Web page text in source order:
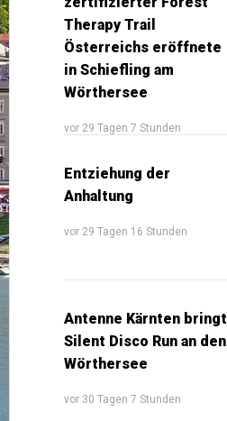
Therapy Trail
Österreichs eröffnete
in Schiefling am
Wörthersee
vor 29 Tagen 7 Stunden
Entziehung der
Anhaltung
vor 29 Tagen 16 Stunden
Antenne Kärnten bringt
Silent Disco Run an den
Wörthersee
vor 30 Tagen 7 Stunden